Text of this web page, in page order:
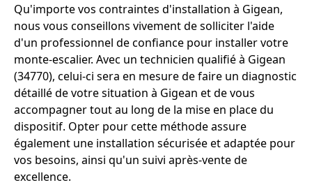
Qu'importe vos contraintes d'installation à Gigean,
nous vous conseillons vivement de solliciter l'aide
d'un professionnel de confiance pour installer votre
monte-escalier. Avec un technicien qualifié à Gigean
(34770), celui-ci sera en mesure de faire un diagnostic
détaillé de votre situation à Gigean et de vous
accompagner tout au long de la mise en place du
dispositif. Opter pour cette méthode assure
également une installation sécurisée et adaptée pour
vos besoins, ainsi qu'un suivi après-vente de
excellence.